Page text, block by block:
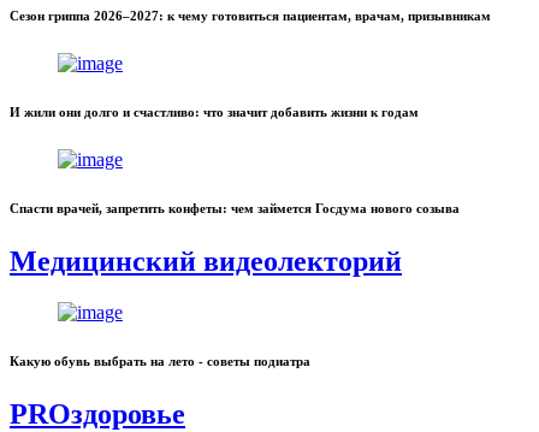
Сезон гриппа 2026–2027: к чему готовиться пациентам, врачам, призывникам
И жили они долго и счастливо: что значит добавить жизни к годам
Спасти врачей, запретить конфеты: чем займется Госдума нового созыва
Медицинский видеолекторий
Какую обувь выбрать на лето - советы подиатра
PROздоровье